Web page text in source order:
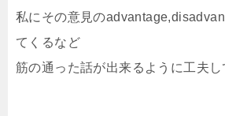
私にその意見の
てくるなど
筋の通った話が出来るように工夫し